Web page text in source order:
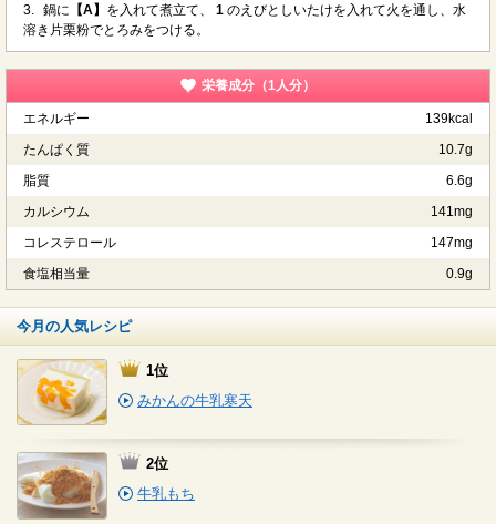
3. 鍋に 【A】 を入れて煮立て、 1 のえびとしいたけを入れて火を通し、水
溶き片栗粉でとろみをつける。
栄養成分（1人分）
エネルギー
139kcal
たんぱく質
10.7g
脂質
6.6g
カルシウム
141mg
コレステロール
147mg
食塩相当量
0.9g
今月の人気レシピ
1位
みかんの牛乳寒天
2位
牛乳もち